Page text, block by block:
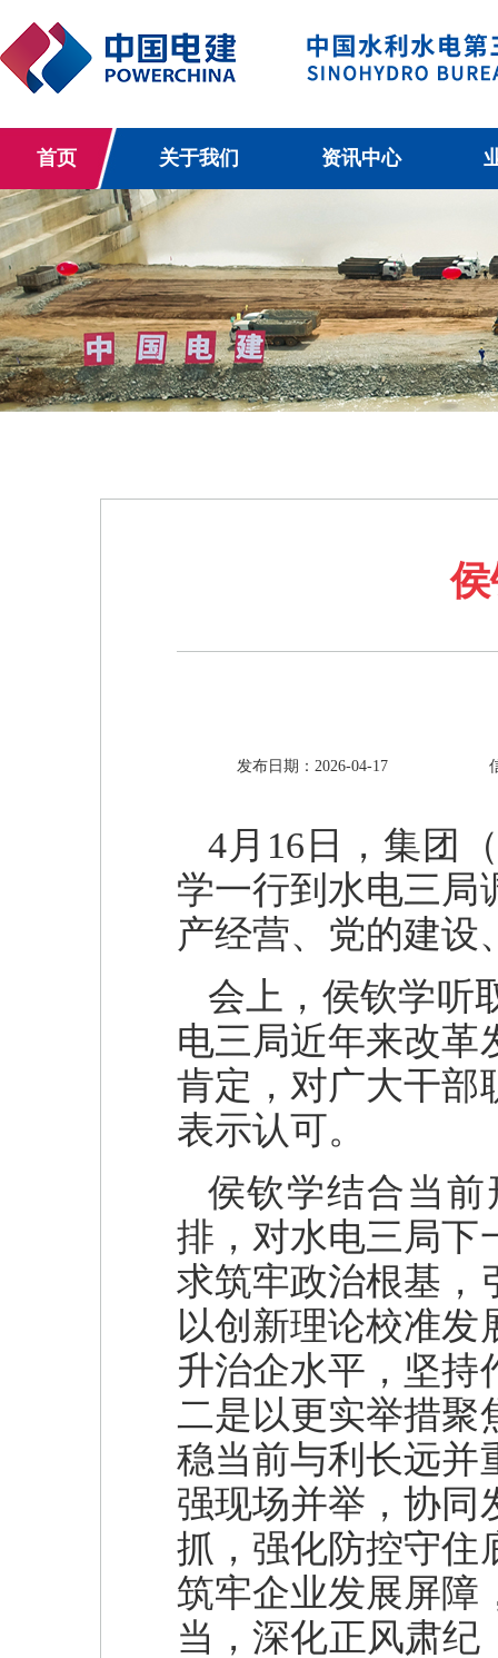
首页 关于我们 资讯中心
发布日期：2026-04-17
4月16日，集团
学一行到水电三局
产经营、党的建设
会上，侯钦学听
电三局近年来改革
肯定，对广大干部
表示认可。
侯钦学结合当
排，对水电三局下
求筑牢政治根基，
以创新理论校准
升治企水平，坚持
二是以更实举措聚
稳当前与利长远并
强现场并举，协同
抓，强化防控守住
筑牢企业发展屏障
当，深化正风肃纪